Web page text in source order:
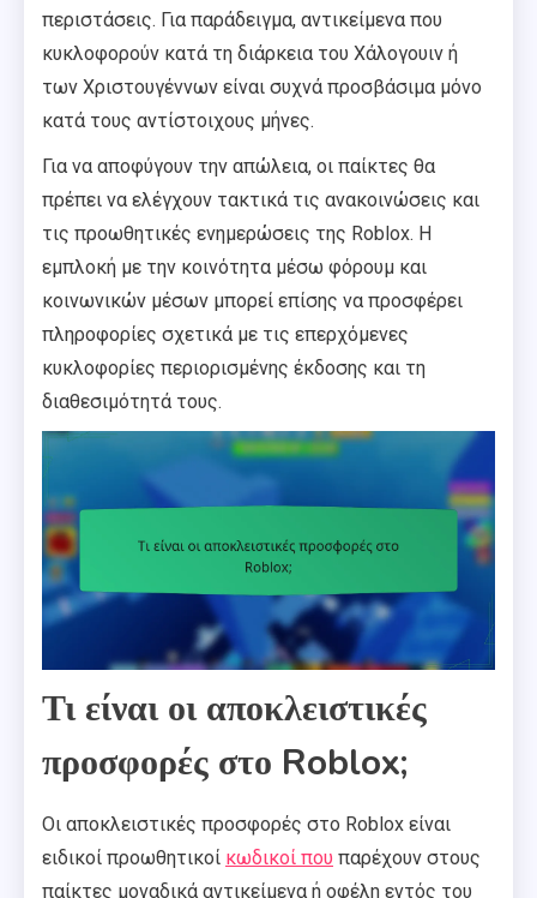
περιστάσεις. Για παράδειγμα, αντικείμενα που
κυκλοφορούν κατά τη διάρκεια του Χάλογουιν ή
των Χριστουγέννων είναι συχνά προσβάσιμα μόνο
κατά τους αντίστοιχους μήνες.
Για να αποφύγουν την απώλεια, οι παίκτες θα
πρέπει να ελέγχουν τακτικά τις ανακοινώσεις και
τις προωθητικές ενημερώσεις της Roblox. Η
εμπλοκή με την κοινότητα μέσω φόρουμ και
κοινωνικών μέσων μπορεί επίσης να προσφέρει
πληροφορίες σχετικά με τις επερχόμενες
κυκλοφορίες περιορισμένης έκδοσης και τη
διαθεσιμότητά τους.
Τι είναι οι αποκλειστικές
προσφορές στο Roblox;
Οι αποκλειστικές προσφορές στο Roblox είναι
ειδικοί προωθητικοί κωδικοί που παρέχουν στους
παίκτες μοναδικά αντικείμενα ή οφέλη εντός του